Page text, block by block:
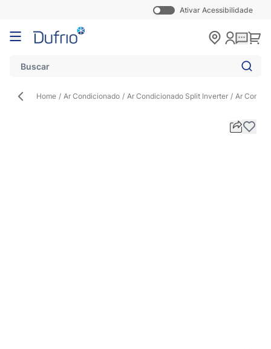
Ativar Acessibilidade
Pular para o conteúdo
Home / Ar Condicionado / Ar Condicionado Split Inverter / Ar